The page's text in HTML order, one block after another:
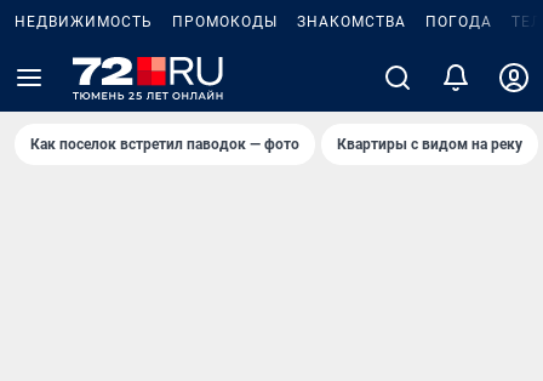
НЕДВИЖИМОСТЬ ПРОМОКОДЫ ЗНАКОМСТВА ПОГОДА
Как поселок встретил паводок — фото Квартиры с видом на реку